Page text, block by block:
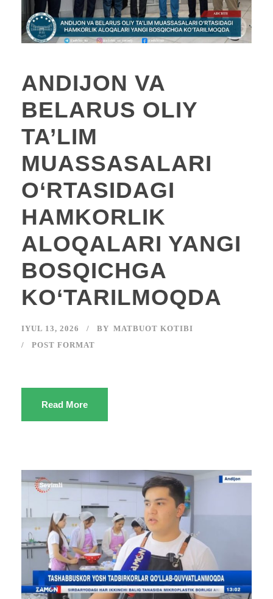
ANDIJON VA
BELARUS OLIY
TA’LIM
MUASSASALARI
O‘RTASIDAGI
HAMKORLIK
ALOQALARI YANGI
BOSQICHGA
KO‘TARILMOQDA
IYUL 13, 2026 BY MATBUOT KOTIBI
POST FORMAT
Read More